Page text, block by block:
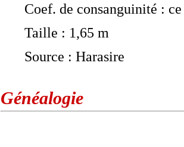
Coef. de consanguinité :
Taille : 1,65 m
Source : Harasire
Généalogie